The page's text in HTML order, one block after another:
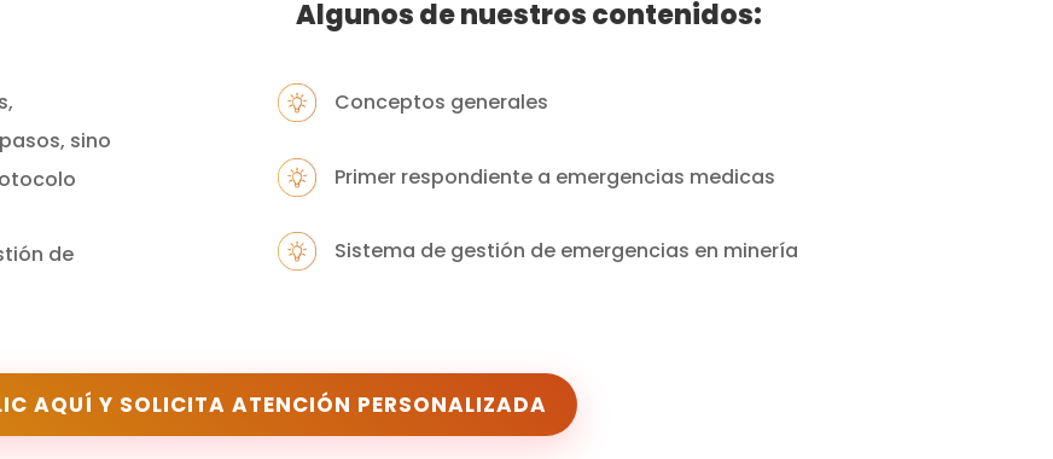
sino
de
Algunos de nuestros contenidos:
Conceptos generales ​​
Primer respondiente a emergencias medicas​
Sistema de gestión de emergencias en minería​
AQUÍ Y SOLICITA ATENCIÓN PERSONALIZADA